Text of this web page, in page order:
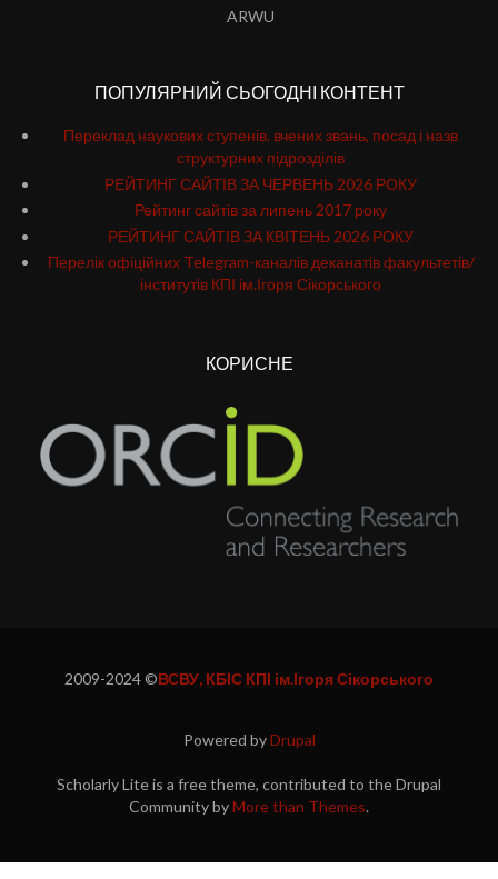
ARWU
ПОПУЛЯРНИЙ СЬОГОДНІ КОНТЕНТ
Переклад наукових ступенів. вчених звань, посад і назв
структурних підрозділів
РЕЙТИНГ САЙТІВ ЗА ЧЕРВЕНЬ 2026 РОКУ
Рейтинг сайтів за липень 2017 року
РЕЙТИНГ САЙТІВ ЗА КВІТЕНЬ 2026 РОКУ
Перелік офіційних Telegram-каналів деканатів факультетів/
інститутів КПІ ім.Ігоря Сікорського
КОРИСНЕ
2009-2024 ©ВСВУ, КБІС КПІ ім.Ігоря Сікорського
Powered byDrupal
Scholarly Lite is a free theme, contributed to the Drupal
Community byMore than Themes.